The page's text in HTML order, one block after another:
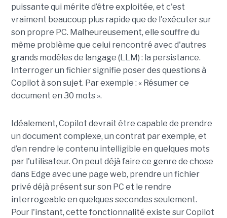
puissante qui mérite d’être exploitée, et c'est
vraiment beaucoup plus rapide que de l'exécuter sur
son propre PC. Malheureusement, elle souffre du
même problème que celui rencontré avec d'autres
grands modèles de langage (LLM) : la persistance.
Interroger un fichier signifie poser des questions à
Copilot à son sujet. Par exemple : « Résumer ce
document en 30 mots ».
Idéalement, Copilot devrait être capable de prendre
un document complexe, un contrat par exemple, et
d’en rendre le contenu intelligible en quelques mots
par l'utilisateur. On peut déjà faire ce genre de chose
dans Edge avec une page web, prendre un fichier
privé déjà présent sur son PC et le rendre
interrogeable en quelques secondes seulement.
Pour l'instant, cette fonctionnalité existe sur Copilot